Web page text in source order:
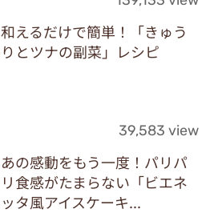
和えるだけで簡単！「きゅう
りとツナの副菜」レシピ
39,583 view
あの感動をもう一度！パリパ
リ食感がたまらない「ビエネ
ッタ風アイスケーキ...